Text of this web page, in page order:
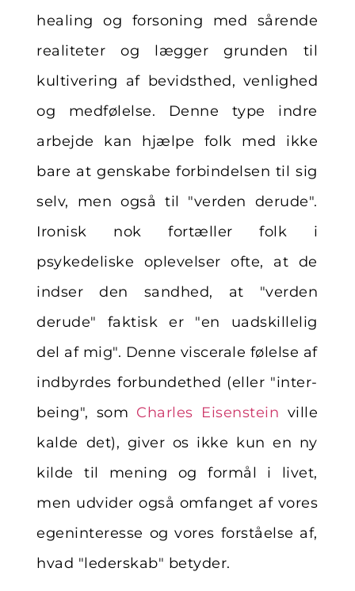
healing og forsoning med sårende
realiteter og lægger grunden til
kultivering af bevidsthed, venlighed
og medfølelse. Denne type indre
arbejde kan hjælpe folk med ikke
bare at genskabe forbindelsen til sig
selv, men også til "verden derude".
Ironisk nok fortæller folk i
psykedeliske oplevelser ofte, at de
indser den sandhed, at "verden
derude" faktisk er "en uadskillelig
del af mig". Denne viscerale følelse af
indbyrdes forbundethed (eller "inter-
being", som Charles Eisenstein ville
kalde det), giver os ikke kun en ny
kilde til mening og formål i livet,
men udvider også omfanget af vores
egeninteresse og vores forståelse af,
hvad "lederskab" betyder.